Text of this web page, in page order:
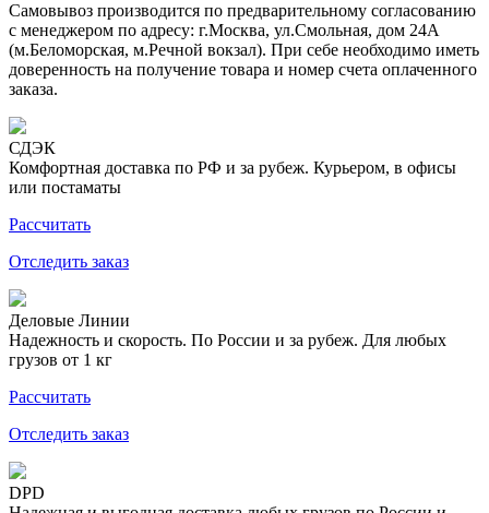
Самовывоз производится по предварительному согласованию
с менеджером по адресу: г.Москва, ул.Смольная, дом 24А
(м.Беломорская, м.Речной вокзал). При себе необходимо иметь
доверенность на получение товара и номер счета оплаченного
заказа.
СДЭК
Комфортная доставка по РФ и за рубеж. Курьером, в офисы
или постаматы
Рассчитать
Отследить заказ
Деловые Линии
Надежность и скорость. По России и за рубеж. Для любых
грузов от 1 кг
Рассчитать
Отследить заказ
DPD